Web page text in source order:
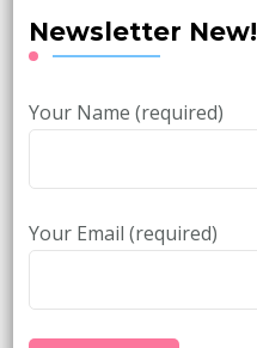
Newsletter New!
Your Name (required)
Your Email (required)